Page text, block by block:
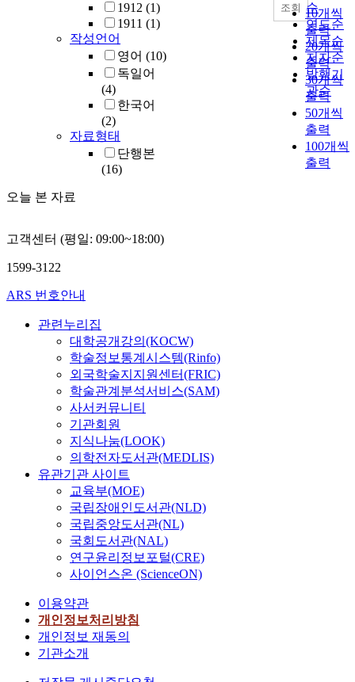
1912 (1)
1911 (1)
작성언어
영어 (10)
독일어
(4)
한국어
(2)
자료형태
단행본
(16)
오늘 본 자료
순
연도순
제목순
저자순
발행기
관순
10개씩
출력
20개씩
출력
30개씩
출력
50개씩
출력
100개씩
출력
조회
고객센터 (평일: 09:00~18:00)
1599-3122
ARS 번호안내
관련누리집
대학공개강의(KOCW)
학술정보통계시스템(Rinfo)
외국학술지지원센터(FRIC)
학술관계분석서비스(SAM)
사서커뮤니티
기관회원
지식나눔(LOOK)
의학전자도서관(MEDLIS)
유관기관 사이트
교육부(MOE)
국립장애인도서관(NLD)
국립중앙도서관(NL)
국회도서관(NAL)
연구윤리정보포털(CRE)
사이언스온 (ScienceON)
이용약관
개인정보처리방침
개인정보 재동의
기관소개